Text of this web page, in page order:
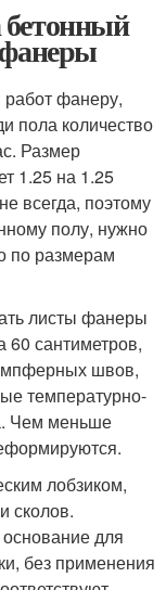
фанеру,
пола количество
Размер
1.25 на 1.25
всегда, поэтому
полу, нужно
по размерам
листы фанеры
60 сантиметров,
швов,
температурно-
Чем меньше
лобзиком,
сколов.
для
без применения